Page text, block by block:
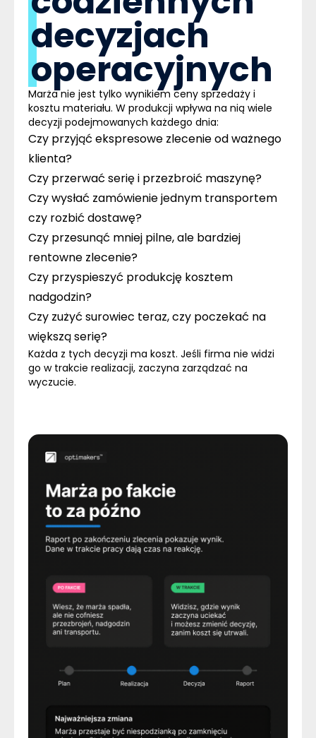
decyzjach
operacyjnych
Marża nie jest tylko wynikiem ceny sprzedaży i
kosztu materiału. W produkcji wpływa na nią wiele
decyzji podejmowanych każdego dnia:
Czy przyjąć ekspresowe zlecenie od ważnego
klienta?
Czy przerwać serię i przezbroić maszynę?
Czy wysłać zamówienie jednym transportem
czy rozbić dostawę?
Czy przesunąć mniej pilne, ale bardziej
rentowne zlecenie?
Czy przyspieszyć produkcję kosztem
nadgodzin?
Czy zużyć surowiec teraz, czy poczekać na
większą serię?
Każda z tych decyzji ma koszt. Jeśli firma nie widzi
go w trakcie realizacji, zaczyna zarządzać na
wyczucie.